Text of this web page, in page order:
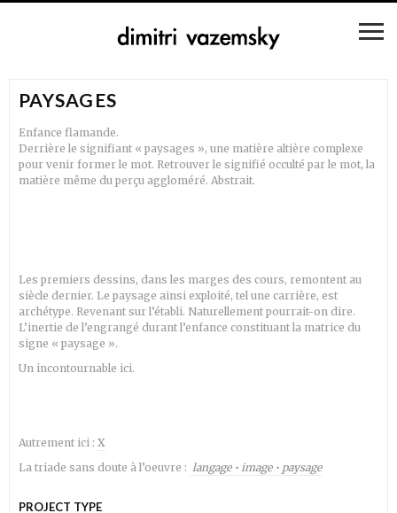
PAYSAGES
Enfance flamande.
Derrière le signifiant « paysages », une matière altière complexe
pour venir former le mot. Retrouver le signifié occulté par le mot, la
matière même du perçu aggloméré. Abstrait.
Les premiers dessins, dans les marges des cours, remontent au
siècle dernier. Le paysage ainsi exploité, tel une carrière, est
archétype. Revenant sur l’établi. Naturellement pourrait-on dire.
L’inertie de l’engrangé durant l’enfance constituant la matrice du
signe « paysage ».
Un incontournable ici.
Autrement ici : X
La triade sans doute à l’oeuvre : langage • image • paysage
PROJECT TYPE